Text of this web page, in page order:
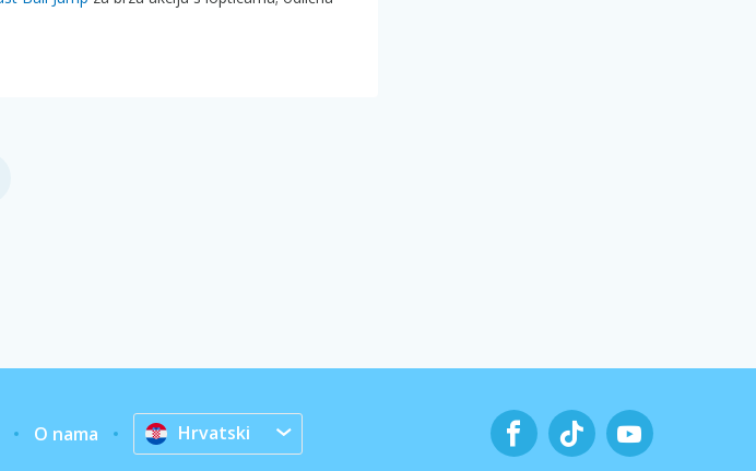
O nama Hrvatski